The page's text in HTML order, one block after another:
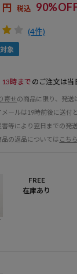
円 税込
(4件)
時までのご注文は当
寄せの商品に限り、発送
ールは19時前後に送付
等により翌日までの発
の返品については こちら
FREE
在庫あり